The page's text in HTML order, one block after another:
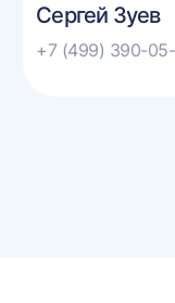
Сергей Зуев
+7 (499) 390-